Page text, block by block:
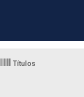
Títulos